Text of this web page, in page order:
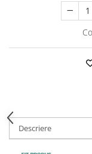
Descriere